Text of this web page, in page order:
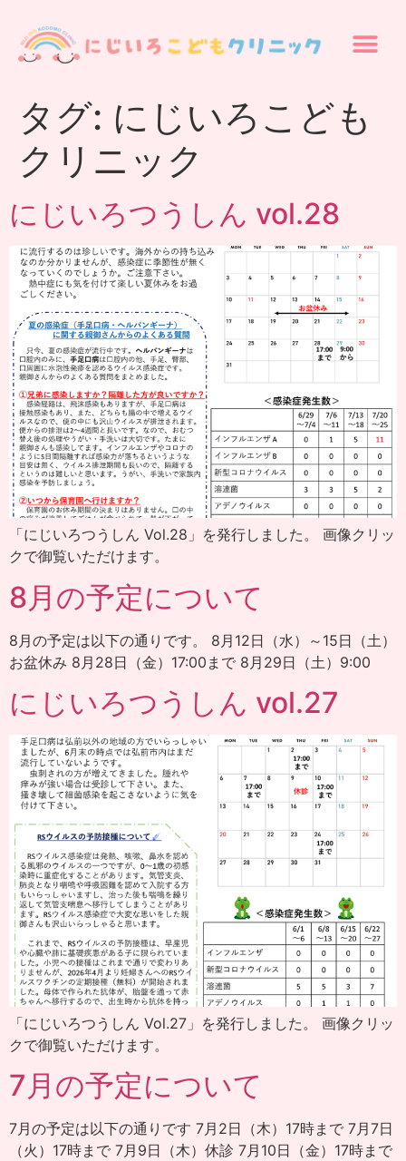
タグ: にじいろこども
クリニック
にじいろつうしん vol.28
「にじいろつうしん Vol.28」を発行しました。 画像クリッ
クで御覧いただけます。
8月の予定について
8月の予定は以下の通りです。 8月12日（水）～15日（土）
お盆休み 8月28日（金）17:00まで 8月29日（土）9:00
にじいろつうしん vol.27
「にじいろつうしん Vol.27」を発行しました。 画像クリッ
クで御覧いただけます。
7月の予定について
7月の予定は以下の通りです 7月2日（木）17時まで 7月7日
（火）17時まで 7月9日（木）休診 7月10日（金）17時まで